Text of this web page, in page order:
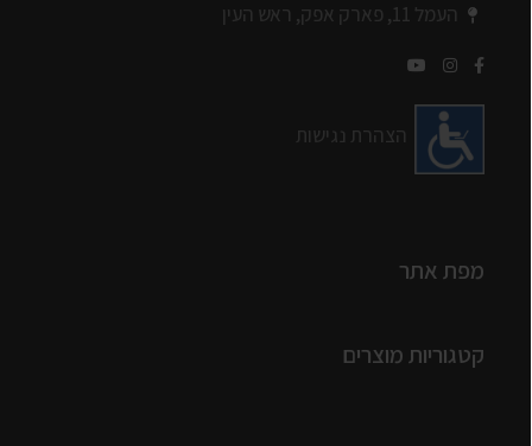
העמל 11, פארק אפק, ראש העין
הצהרת נגישות
מפת אתר
קטגוריות מוצרים